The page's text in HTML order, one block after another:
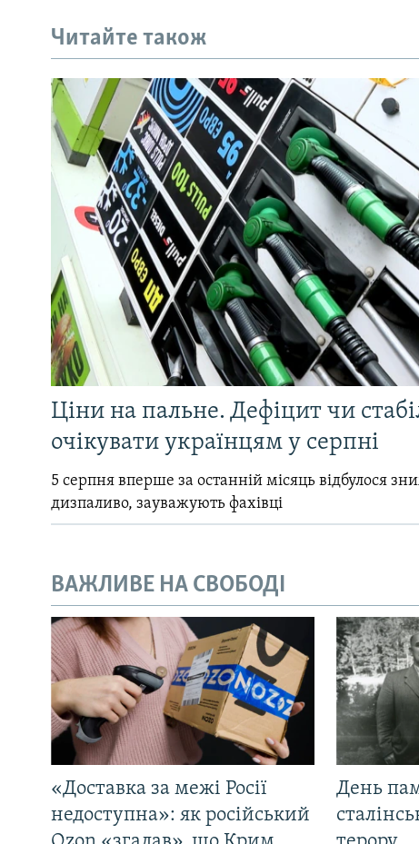
Читайте також
Ціни на пальне. Дефіцит чи
очікувати українцям у серпні
5 серпня вперше за останній місяць відбулося
дизпаливо, зауважують фахівці
ВАЖЛИВЕ НА СВОБОДІ
«Доставка за межі Росії
недоступна»: як російський
День